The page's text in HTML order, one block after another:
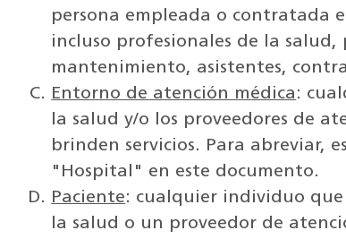
persona empleada o contratada
incluso profesionales de la
mantenimiento, asistentes,
Entorno de atención médica :
la salud y/o los proveedores de
brinden servicios. Para abreviar,
"Hospital" en este documento.
Paciente: cualquier individuo
la salud o un proveedor de